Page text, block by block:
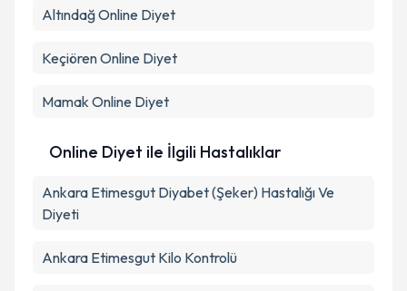
AltındağOnline Diyet
KeçiörenOnline Diyet
Mamak Online Diyet
Online Diyet ile İlgili Hastalıklar
Ankara Etimesgut Diyabet (Şeker) Hastalığı Ve
Diyeti
Ankara Etimesgut Kilo Kontrolü